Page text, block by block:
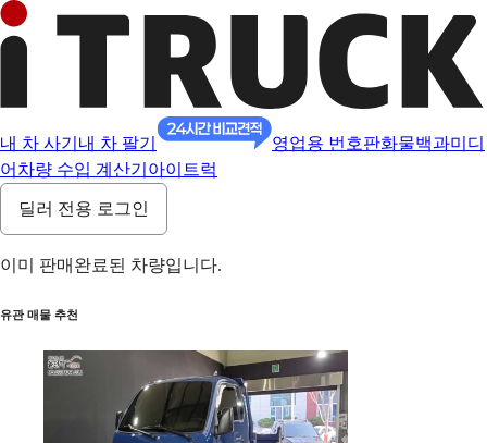
내 차 사기 내 차 팔기 영업용 번호판화물백과미디
어 차량 수입 계산기 아이트럭
딜러 전용 로그인
이미 판매완료된 차량입니다.
유관 매물 추천